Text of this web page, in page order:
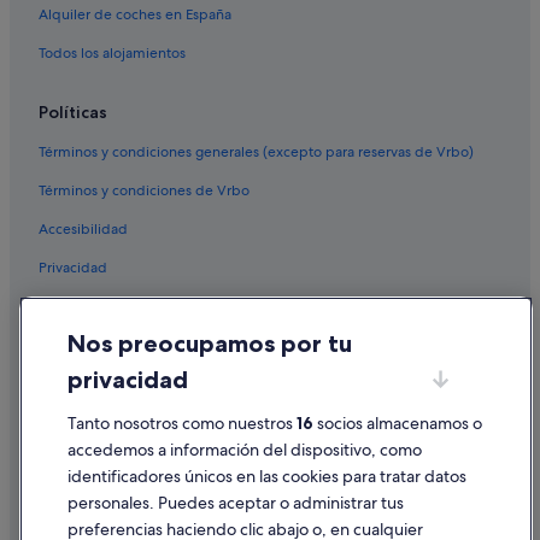
Hoteles para familias en Granada
Hoteles románticos en Provincia de Granada
Alquiler de coches en España
Todos los alojamientos
Políticas
Términos y condiciones generales (excepto para reservas de Vrbo)
Términos y condiciones de Vrbo
Accesibilidad
Privacidad
Condiciones de uso
Información legal/contacto
Pautas sobre el contenido y cómo denunciar contenido
Ayuda
Nos preocupamos por tu
privacidad
Tanto nosotros como nuestros16 socios almacenamos o
accedemos a información del dispositivo, como
identificadores únicos en las cookies para tratar datos
personales. Puedes aceptar o administrar tus
preferencias haciendo clic abajo o, en cualquier